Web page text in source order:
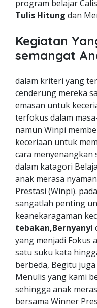
program belajar
Tulis Hitung dan
Kegiatan
semangat
dalam kriteri yang
cenderung mereka
emasan untuk
terfokus dalam
namun Winpi
keceriaan untuk
cara
dalam katagori
anak merasa
Prestasi (Winpi).
sangatlah penting
keanekaragaman
tebakan,Bernyanyi
yang menjadi Fokus
satu suku kata
berbeda, Begitu
Menulis yang kami
sehingga anak
bersama Winner